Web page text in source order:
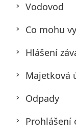
Vodovod
Co mohu
Hlášení
Majetková
Odpady
Prohlášení